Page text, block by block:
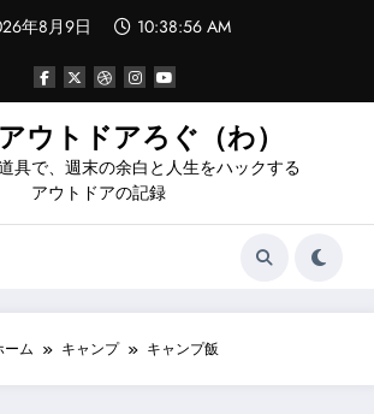
年8月9日 10:38:57 AM
ウトドアろぐ（わ）
具で、週末の余白と人生をハックする
アウトドアの記録
ーム キャンプ キャンプ飯